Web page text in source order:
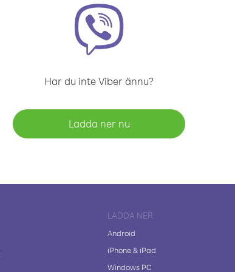
Har du inte Viber ännu?
Ladda ner nu
LADDA NER
Android
iPhone & iPad
Windows PC